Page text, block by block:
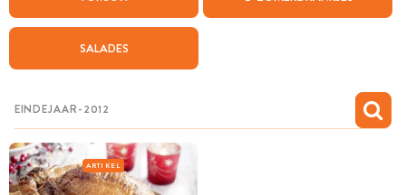
SALADES
ARTIKEL
WEEKMENU
CHAT MET MAIA
MIJN BEWAARDE RECEPTEN